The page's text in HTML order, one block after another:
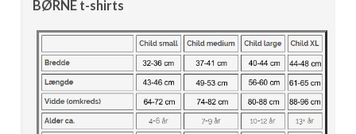
BØRNE t-shirts